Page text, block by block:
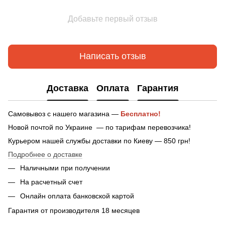
Добавьте первый отзыв
Написать отзыв
Доставка Оплата Гарантия
Самовывоз с нашего магазина — Бесплатно!
Новой почтой по Украине — по тарифам перевозчика!
Курьером нашей службы доставки по Киеву — 850 грн!
Подробнее о доставке
Наличными при получении
На расчетный счет
Онлайн оплата банковской картой
Гарантия от производителя 18 месяцев